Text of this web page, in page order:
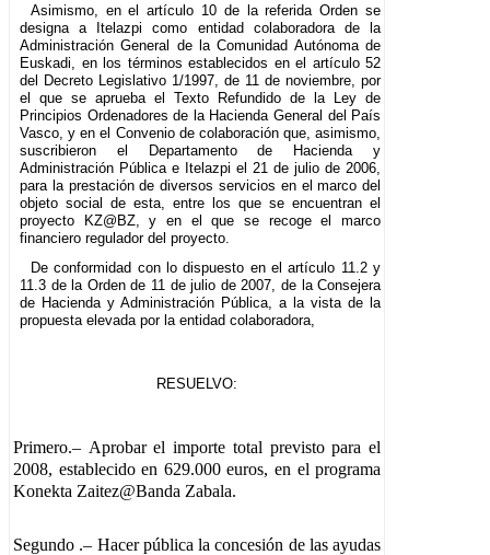
Asimismo, en el artículo 10 de la referida Orden se
designa a Itelazpi como entidad colaboradora de la
Administración General de la Comunidad Autónoma de
Euskadi, en los términos establecidos en el artículo 52
del Decreto Legislativo 1/1997, de 11 de noviembre, por
el que se aprueba el Texto Refundido de la Ley de
Principios Ordenadores de la Hacienda General del País
Vasco, y en el Convenio de colaboración que, asimismo,
suscribieron el Departamento de Hacienda y
Administración Pública e Itelazpi el 21 de julio de 2006,
para la prestación de diversos servicios en el marco del
objeto social de esta, entre los que se encuentran el
proyecto KZ@BZ, y en el que se recoge el marco
financiero regulador del proyecto.
De conformidad con lo dispuesto en el artículo 11.2 y
11.3 de la Orden de 11 de julio de 2007, de la Consejera
de Hacienda y Administración Pública, a la vista de la
propuesta elevada por la entidad colaboradora,
RESUELVO:
Primero.– Aprobar el importe total previsto para el
2008, establecido en 629.000 euros, en el programa
Konekta Zaitez@Banda Zabala.
Segundo .– Hacer pública la concesión de las ayudas